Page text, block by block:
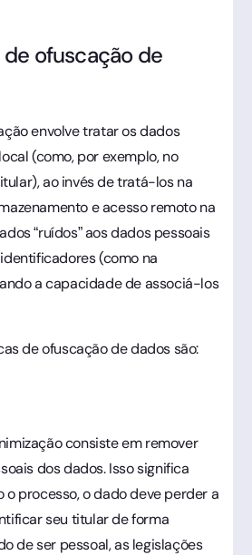
ofuscação de
envolve tratar os dados
(como, por exemplo, no
ao invés de tratá-los na
e acesso remoto na
“ruídos” aos dados pessoais
(como na
a capacidade de associá-los
de ofuscação de dados são:
consiste em remover
dos dados. Isso significa
o processo, o dado deve perder a
seu titular de forma
de ser pessoal, as legislações